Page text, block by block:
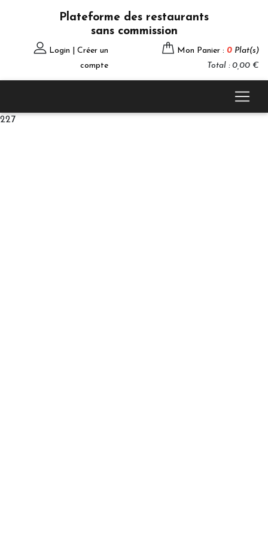
Plateforme des restaurants
sans commission
Login | Créer un
compte
Mon Panier : 0 Plat(s)
Total : 0,00 €
227